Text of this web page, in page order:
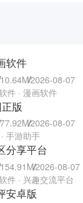
软件
10.64M2026-08-07
件 · 漫画软件
版
77.92M2026-08-07
手游助手
分享平台
154.91M2026-08-07
件 · 兴趣交流平台
安卓版